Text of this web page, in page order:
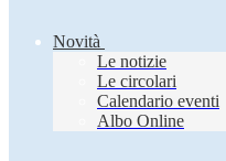
Novità
Le notizie
Le circolari
Calendario eventi
Albo Online